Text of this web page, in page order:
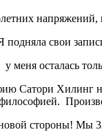
напряжений,
свои
у меня осталась
Сатори Хилинг
стороны! Мы